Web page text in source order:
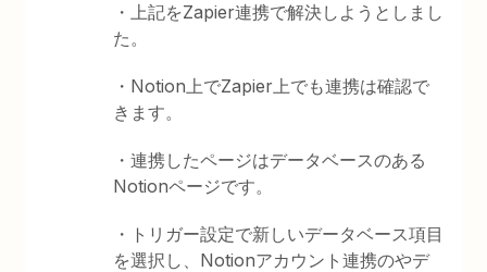
・上記をZapier連携で解決しようとしまし
た。
・Notion上でZapier上でも連携は確認で
きます。
・連携したページはデータベースのある
Notionページです。
・トリガー設定で新しいデータベース項目
を選択し、Notionアカウント連携のやデ